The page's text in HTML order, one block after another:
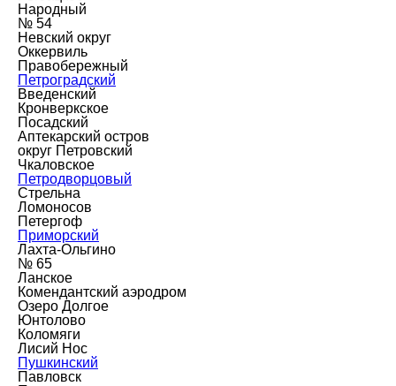
Народный
№ 54
Невский округ
Оккервиль
Правобережный
Петроградский
Введенский
Кронверкское
Посадский
Аптекарский остров
округ Петровский
Чкаловское
Петродворцовый
Стрельна
Ломоносов
Петергоф
Приморский
Лахта-Ольгино
№ 65
Ланское
Комендантский аэродром
Озеро Долгое
Юнтолово
Коломяги
Лисий Нос
Пушкинский
Павловск